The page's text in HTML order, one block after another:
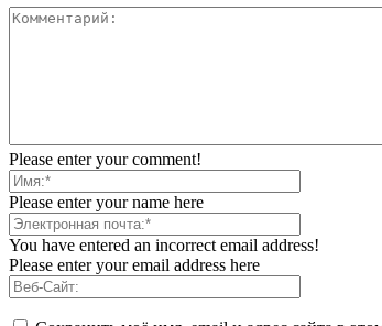
Please enter your comment!
Please enter your name here
You have entered an incorrect email address!
Please enter your email address here